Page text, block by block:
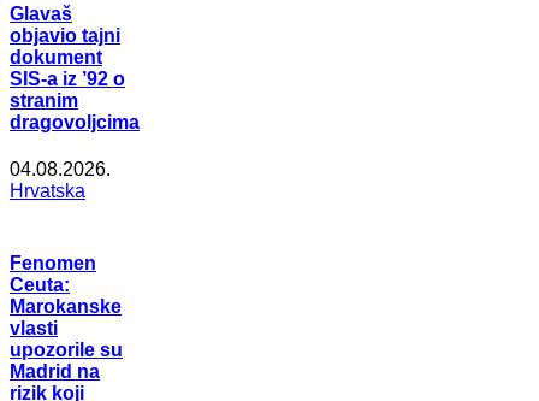
Glavaš
objavio tajni
dokument
SIS-a iz ’92 o
stranim
dragovoljcima
04.08.2026.
Hrvatska
Fenomen
Ceuta:
Marokanske
vlasti
upozorile su
Madrid na
rizik koji